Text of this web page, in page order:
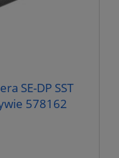
SE-DP SST
578162